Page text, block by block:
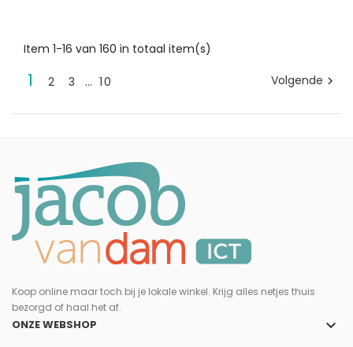
Item 1-16 van 160 in totaal item(s)
1 2 3 … 10 Volgende 
Koop online maar toch bij je lokale winkel. Krijg alles netjes thuis
bezorgd of haal het af.
ONZE WEBSHOP keyboard_arrow_down